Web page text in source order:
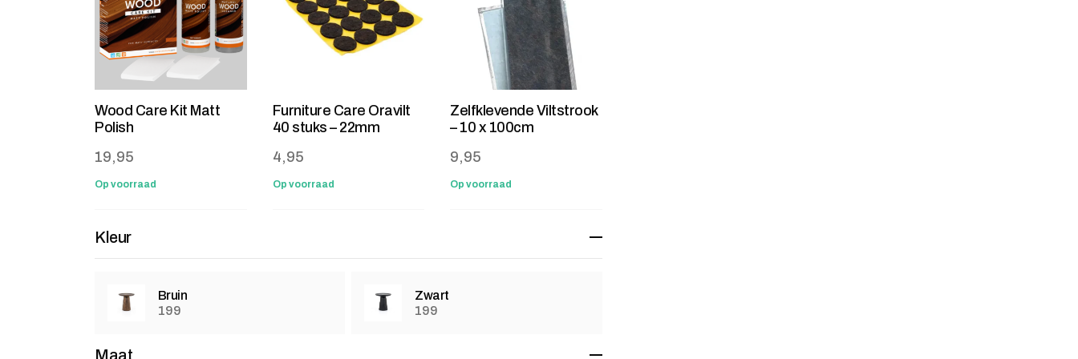
Wood Care Kit Matt
Polish
19,95
Op voorraad
Furniture Care Oravilt
40 stuks – 22mm
4,95
Op voorraad
Zelfklevende Viltstrook
– 10 x 100cm
9,95
Op voorraad
Kleur
Bruin
199
Zwart
199
Maat